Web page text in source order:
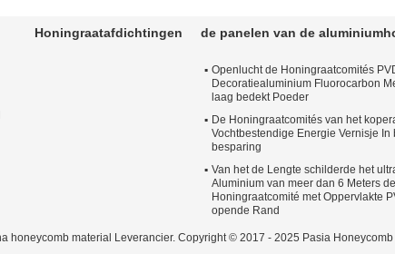
Honingraatafdichtingen de panelen van de
Openlucht de Honingraatcomités
Decoratiealuminium Fluorocarbon
laag bedekt Poeder
De Honingraatcomités van het
Vochtbestendige Energie Vernisje In
besparing
Van het de Lengte schilderde het
Aluminium van meer dan 6 Meters de
Honingraatcomité met Oppervlakte
opende Rand
honeycomb material Leverancier. Copyright © 2017 - 2025 Pasia